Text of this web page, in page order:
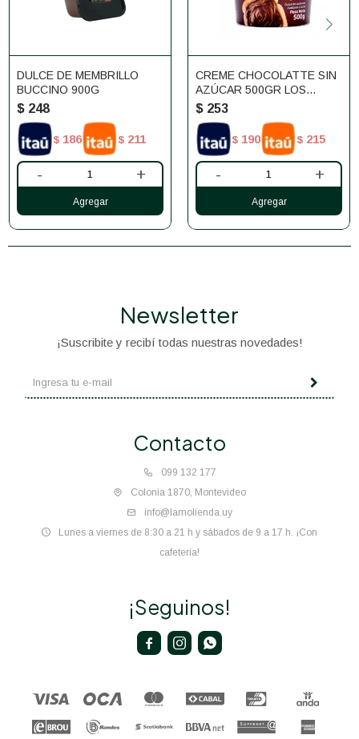
DULCE DE MEMBRILLO
BUCCINO 900G
$ 248
$ 186 $ 211
- +
CREME CHOCOLATTE SIN
AZÚCAR 500GR LOS
NIETITOS
$ 253
$ 190 $ 215
- +
Contacto
099 132 177
Colonia 1870, Montevideo
info@lamolienda.uy
Lunes a viernes de 8:30 a 21 h y sábados de 9 a 17 h. ¡Con
cafetería!
Newsletter
¡Suscribite y recibí todas nuestras novedades!
¡Seguinos!
  